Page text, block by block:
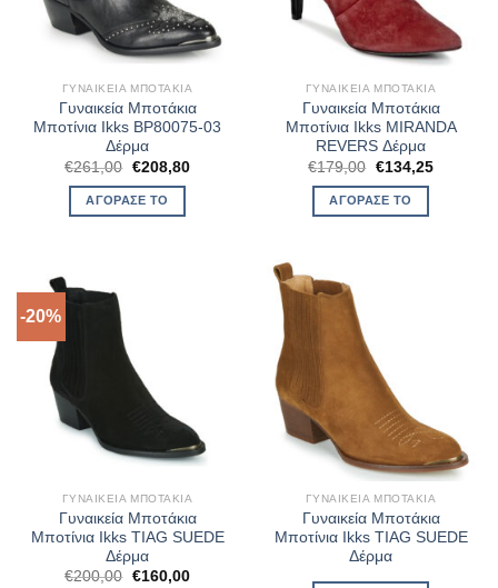
ΓΥΝΑΙΚΕΊΑ ΜΠΟΤΆΚΙΑ
Γυναικεία Μποτάκια
Μποτίνια Ikks BP80075-03
Δέρμα
€261,00 Original
was:
€261,00.
€208,80Η
ΑΓΌΡΑΣΈ ΤΟ
ΓΥΝΑΙΚΕΊΑ ΜΠΟΤΆΚΙΑ
Γυναικεία Μποτάκια
Μποτίνια Ikks MIRANDA
REVERS Δέρμα
€179,00 Original
was:
€179,00.
€134,25Η
ΑΓΌΡΑΣΈ ΤΟ
-20%
ΓΥΝΑΙΚΕΊΑ ΜΠΟΤΆΚΙΑ
Γυναικεία Μποτάκια
Μποτίνια Ikks TIAG SUEDE
Δέρμα
€200,00 Original
€160,00Η
ΓΥΝΑΙΚΕΊΑ ΜΠΟΤΆΚΙΑ
Γυναικεία Μποτάκια
Μποτίνια Ikks TIAG SUEDE
Δέρμα